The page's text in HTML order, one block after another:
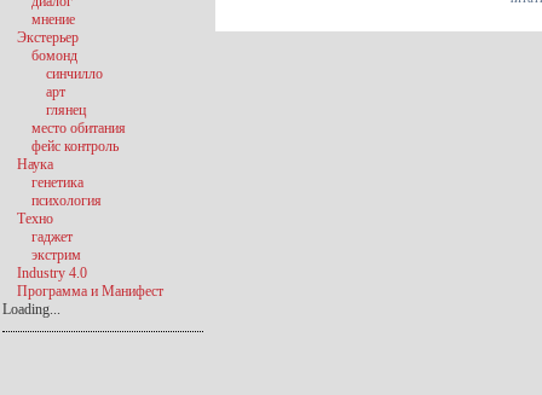
мнение
Экстерьер
бомонд
синчилло
арт
глянец
место обитания
фейс контроль
Наука
генетика
психология
Техно
гаджет
экстрим
Industry 4.0
Программа и Манифест
Loading...